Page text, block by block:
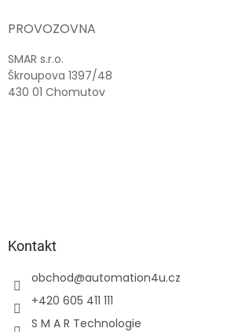
PROVOZOVNA
SMAR s.r.o.
Škroupova 1397/48
430 01 Chomutov
Kontakt
obchod@automation4u.cz
+420 605 411 111
S M A R Technologie